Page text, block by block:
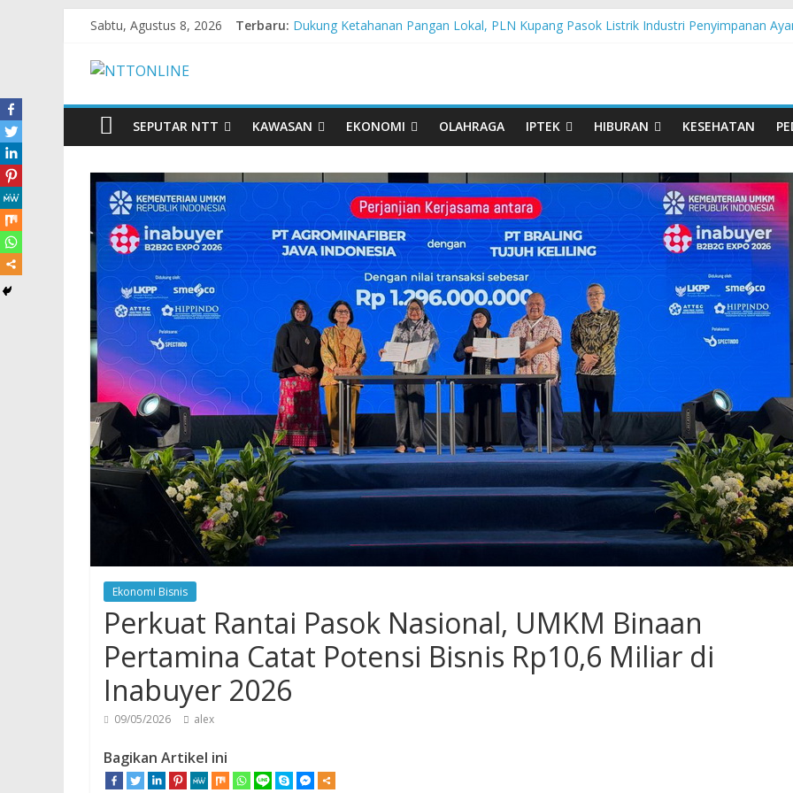
Sabtu, Agustus 8, 2026 Terbaru: Dukung Ketahanan Pangan Lokal, PLN Kupang Pasok Listrik Industri Penyimpanan
Astra Honda Siap Lanjutkan Performa Positif di ARRC Mandalika 2026
SEPUTAR NTT
KAWASAN EKONOMI OLAHRAGA IPTEK HIBURAN KESEHATAN
Ekonomi Bisnis
Perkuat Rantai Pasok Nasional, UMKM Binaan
Pertamina Catat Potensi Bisnis Rp10,6 Miliar di
Inabuyer 2026
09/05/2026 alex
Bagikan Artikel ini